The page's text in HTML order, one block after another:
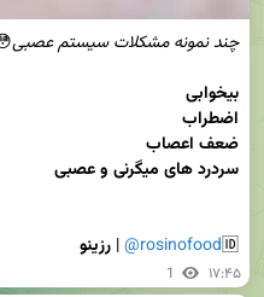
چند نمونه مشکلات سیستم عصبی
سردرد های میگرنی و عصبی
🆔
@rosinofood
| رزینو
1 ۱۷:۴۵